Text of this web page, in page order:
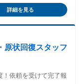
大卒】月給22万
円～ 【高卒】月給20万5000円～ ※時間外手当別途支給
詳細を見る
原状回復スタッフ
！依頼を受けて完了報